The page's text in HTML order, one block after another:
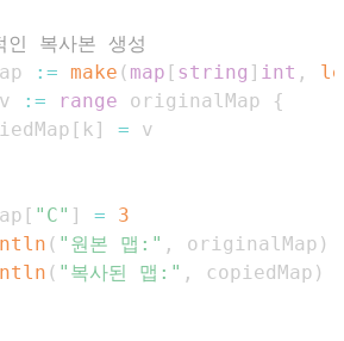
복사본 생성
:= make ( map [ string ] int ,
:= range originalMap
{
[ k ] =
[ "C" ] =
3
( "원본 맵:" , originalMap )
( "복사된 맵:" , copiedMap )